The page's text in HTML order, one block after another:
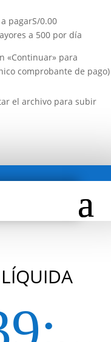
pagarS/0.00
a 500 por día
«Continuar» para
comprobante de pago)
el archivo para subir